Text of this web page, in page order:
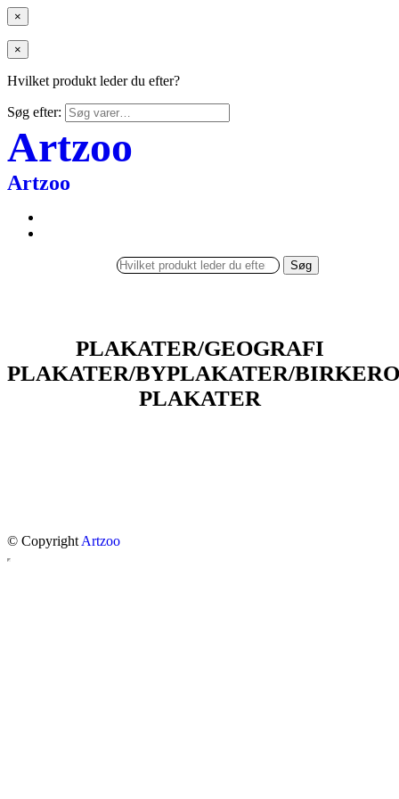
×
×
Hvilket produkt leder du efter?
Søg efter:
Artzoo
Artzoo
Søg
PLAKATER/GEOGRAFI
PLAKATER/BYPLAKATER/
PLAKATER
© Copyright Artzoo